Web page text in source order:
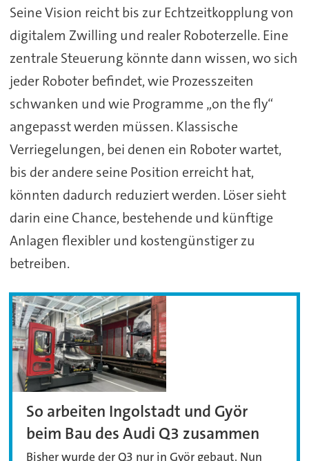
Seine Vision reicht bis zur Echtzeitkopplung von
digitalem Zwilling und realer Roboterzelle. Eine
zentrale Steuerung könnte dann wissen, wo sich
jeder Roboter befindet, wie Prozesszeiten
schwanken und wie Programme „on the fly“
angepasst werden müssen. Klassische
Verriegelungen, bei denen ein Roboter wartet,
bis der andere seine Position erreicht hat,
könnten dadurch reduziert werden. Löser sieht
darin eine Chance, bestehende und künftige
Anlagen flexibler und kostengünstiger zu
betreiben.
So arbeiten Ingolstadt und Györ
beim Bau des Audi Q3 zusammen
Bisher wurde der Q3 nur in Györ gebaut. Nun